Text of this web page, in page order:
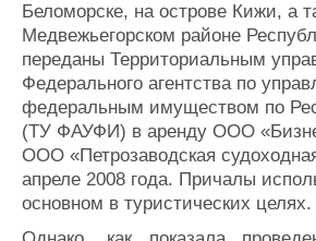
Конференции
Выставки и семинары
Личности
Словарь
Флот
Форум
Все
Беломорске, на острове Кижи, а
Медвежьегорском районе
переданы Территориальным
Федерального агентства по
федеральным имуществом по
(ТУ ФАУФИ) в аренду ООО
ООО «Петрозаводская
апреле 2008 года. Причалы
основном в туристических целях.